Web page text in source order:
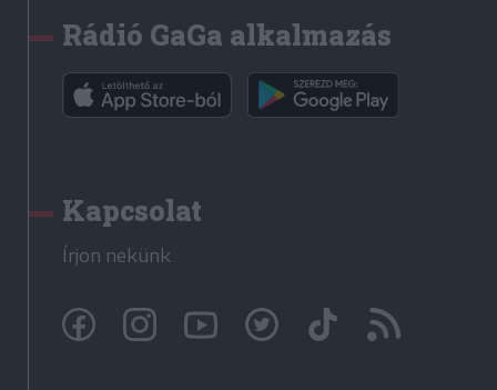
Rádió GaGa alkalmazás
Kapcsolat
Írjon nekünk